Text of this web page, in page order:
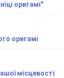
оригамі"
оригамі
місцевості